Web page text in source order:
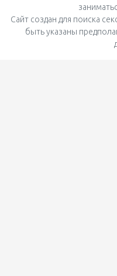
Сайт создан для поиска
быть указаны